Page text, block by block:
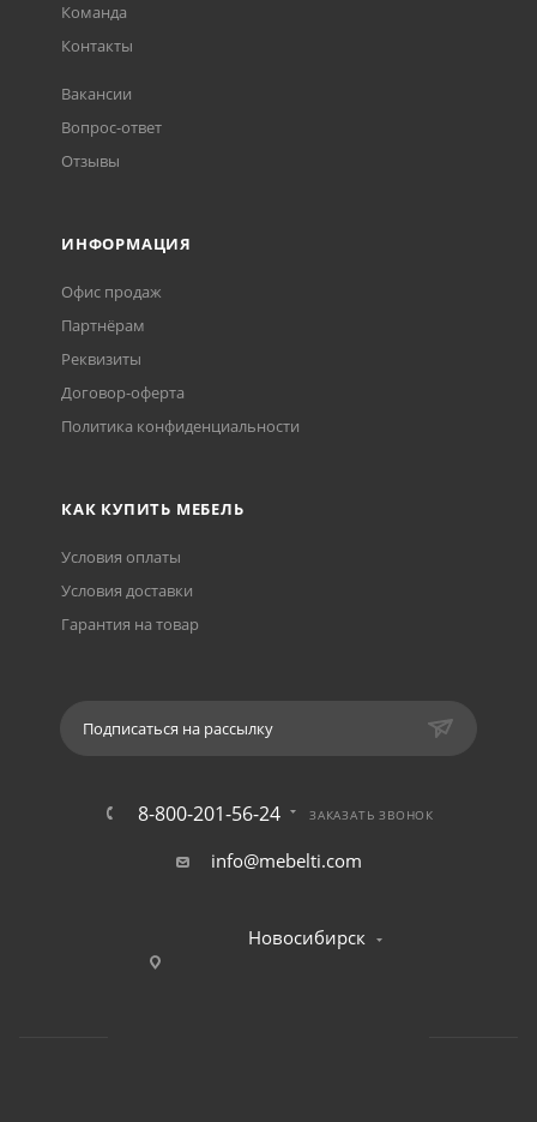
Команда
Контакты
Вакансии
Вопрос-ответ
Отзывы
ИНФОРМАЦИЯ
Офис продаж
Партнёрам
Реквизиты
Договор-оферта
Политика конфиденциальности
КАК КУПИТЬ МЕБЕЛЬ
Условия оплаты
Условия доставки
Гарантия на товар
Подписаться на рассылку
8-800-201-56-24 ЗАКАЗАТЬ ЗВОНОК
info@mebelti.com
Новосибирск